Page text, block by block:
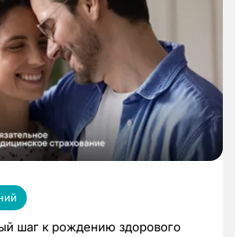
шаг к рождению здорового